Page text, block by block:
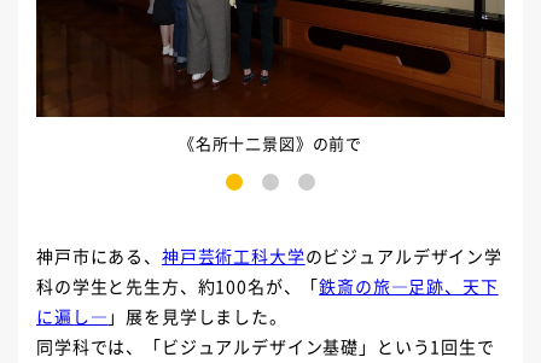
《名所十二景図》の前で
3
神戸市にある、 神戸芸術工科大学のビジュアルデザイン学
科の学生と先生方、約100名が、「鉄斎の旅―足跡、天下
に遍し― 」展を見学しました。
同学科では、「ビジュアルデザイン基礎」という1回生で